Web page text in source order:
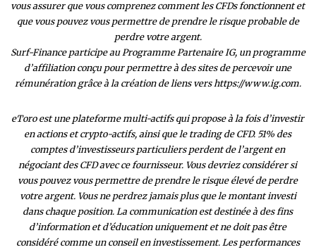
vous assurer que vous comprenez comment les CFDs fonctionnent et
que vous pouvez vous permettre de prendre le risque probable de
perdre votre argent.
Surf-Finance participe au Programme Partenaire IG, un programme
d’affiliation conçu pour permettre à des sites de percevoir une
rémunération grâce à la création de liens vers https://www.ig.com.
eToro est une plateforme multi-actifs qui propose à la fois d’investir
en actions et crypto-actifs, ainsi que le trading de CFD. 51% des
comptes d’investisseurs particuliers perdent de l’argent en
négociant des CFD avec ce fournisseur. Vous devriez considérer si
vous pouvez vous permettre de prendre le risque élevé de perdre
votre argent. Vous ne perdrez jamais plus que le montant investi
dans chaque position. La communication est destinée à des fins
d’information et d’éducation uniquement et ne doit pas être
considéré comme un conseil en investissement. Les performances